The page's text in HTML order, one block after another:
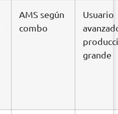
AMS según
combo
Usuario
grande